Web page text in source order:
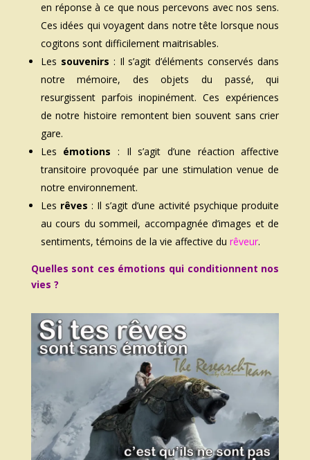
en réponse à ce que nous percevons avec nos sens.
Ces idées qui voyagent dans notre tête lorsque nous
cogitons sont difficilement maitrisables.
Les souvenirs : Il s’agit d’éléments conservés dans
notre mémoire, des objets du passé, qui
resurgissent parfois inopinément. Ces expériences
de notre histoire remontent bien souvent sans crier
gare.
Les émotions : Il s’agit d’une réaction affective
transitoire provoquée par une stimulation venue de
notre environnement.
Les rêves : Il s’agit d’une activité psychique produite
au cours du sommeil, accompagnée d’images et de
sentiments, témoins de la vie affective du rêveur.
Quelles sont ces émotions qui conditionnent nos
vies ?